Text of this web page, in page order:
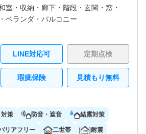
室・ 収納・ 廊下・ 階段・ 玄関・ 窓・
ベランダ・バルコニー
LINE対応可 定期点検
瑕疵保険 見積もり無料
策 防音・遮音 結露対策
リアフリー 二世帯 耐震